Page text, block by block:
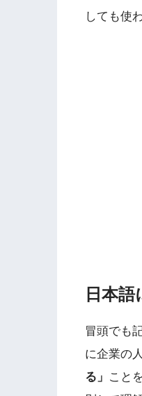
しても使
日本
冒頭でも
に企業の
る」 こと